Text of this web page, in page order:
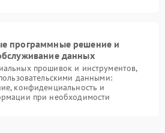
программные решение и
данных
прошивок и инструментов,
данными:
конфиденциальность и
при необходимости